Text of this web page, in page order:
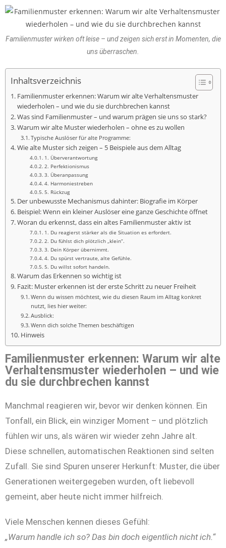
Familienmuster wirken oft leise – und zeigen sich erst in Momenten, die
uns überraschen.
Inhaltsverzeichnis
Familienmuster erkennen: Warum wir alte Verhaltensmuster
wiederholen – und wie du sie durchbrechen kannst
Was sind Familienmuster – und warum prägen sie uns so stark?
Warum wir alte Muster wiederholen – ohne es zu wollen
Typische Auslöser für alte Programme:
Wie alte Muster sich zeigen – 5 Beispiele aus dem Alltag
1. Überverantwortung
2. Perfektionismus
3. Überanpassung
4. Harmoniestreben
5. Rückzug
Der unbewusste Mechanismus dahinter: Biografie im Körper
Beispiel: Wenn ein kleiner Auslöser eine ganze Geschichte öffnet
Woran du erkennst, dass ein altes Familienmuster aktiv ist
1. Du reagierst stärker als die Situation es erfordert.
2. Du fühlst dich plötzlich „klein“.
3. Dein Körper übernimmt.
4. Du spürst vertraute, alte Gefühle.
5. Du willst sofort handeln.
Warum das Erkennen so wichtig ist
Fazit: Muster erkennen ist der erste Schritt zu neuer Freiheit
Wenn du wissen möchtest, wie du diesen Raum im Alltag konkret
nutzt, lies hier weiter:
Ausblick:
Wenn dich solche Themen beschäftigen
Hinweis
Familienmuster erkennen: Warum wir alte
Verhaltensmuster wiederholen – und wie
du sie durchbrechen kannst
Manchmal reagieren wir, bevor wir denken können. Ein
Tonfall, ein Blick, ein winziger Moment – und plötzlich
fühlen wir uns, als wären wir wieder zehn Jahre alt.
Diese schnellen, automatischen Reaktionen sind selten
Zufall. Sie sind Spuren unserer Herkunft: Muster, die über
Generationen weitergegeben wurden, oft liebevoll
gemeint, aber heute nicht immer hilfreich.
Viele Menschen kennen dieses Gefühl:
„Warum handle ich so? Das bin doch eigentlich nicht ich.“